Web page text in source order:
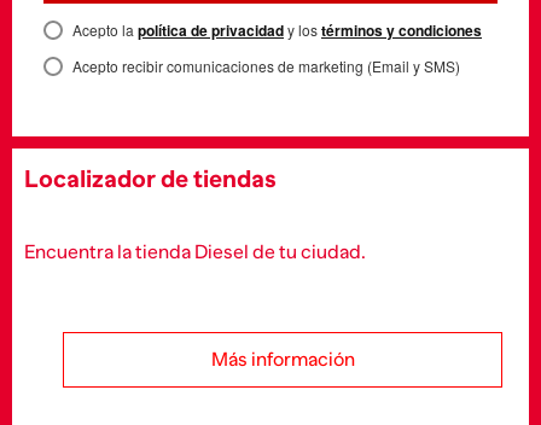
Acepto la política de privacidady lostérminos y condiciones
Acepto recibir comunicaciones de marketing (Email y SMS)
Localizador de tiendas
Encuentra la tienda Diesel de tu ciudad.
Más información